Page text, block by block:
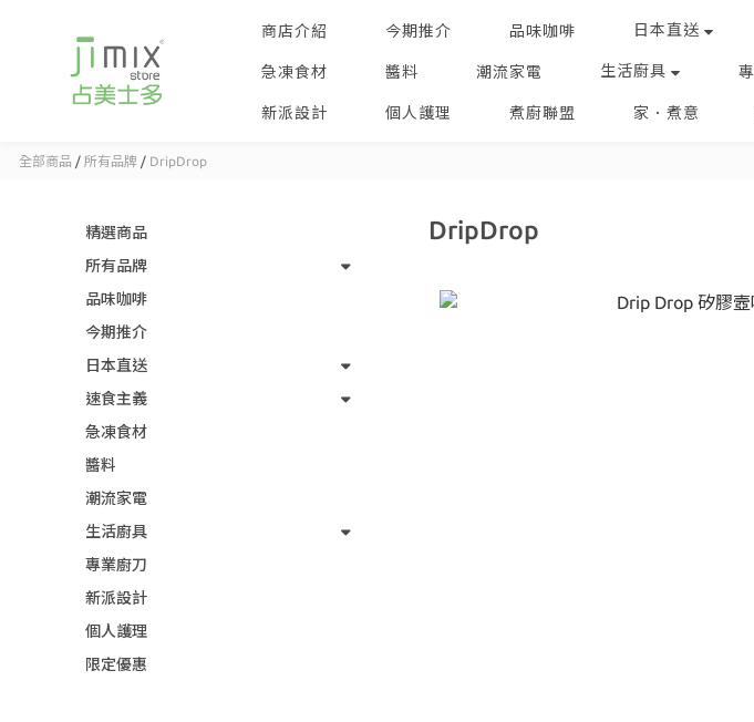
商店介紹 今期推介 品味咖啡 日本直送
急凍食材 醬料 潮流家電 生活廚具
新派設計 個人護理 煮廚聯盟 家．煮意
全部商品 / 所有品牌 / DripDrop
精選商品
所有品牌
品味咖啡
今期推介
日本直送
速食主義
急凍食材
醬料
潮流家電
生活廚具
專業廚刀
新派設計
個人護理
限定優惠
DripDrop